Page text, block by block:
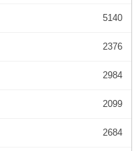
5140
2376
2984
2099
2684